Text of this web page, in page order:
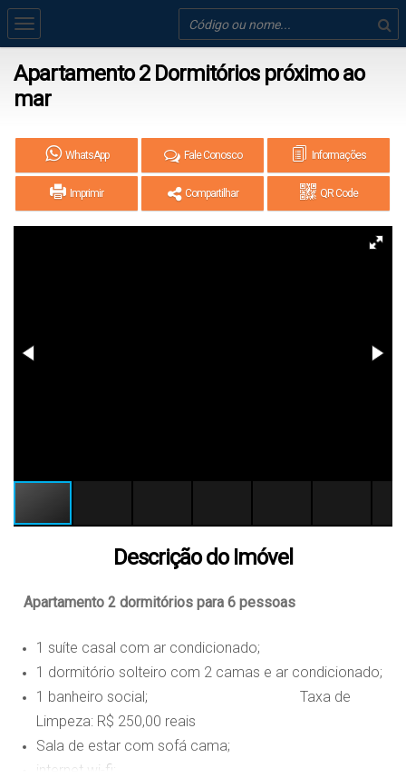
Apartamento 2 Dormitórios próximo ao
mar
WhatsApp Fale Conosco Informações
Imprimir Compartilhar QR Code
Descrição do Imóvel
Apartamento 2 dormitórios para 6 pessoas
1 suíte casal com ar condicionado;
1 dormitório solteiro com 2 camas e ar condicionado;
1 banheiro social; Taxa de
Limpeza: R$ 250,00 reais
Sala de estar com sofá cama;
internet wi-fi;